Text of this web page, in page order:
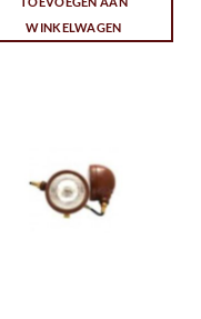
WINKELWAGEN